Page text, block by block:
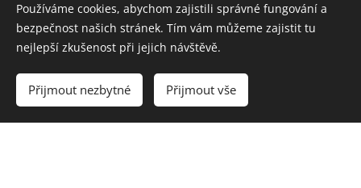
Používáme cookies, abychom zajistili správné fungování a
bezpečnost našich stránek. Tím vám můžeme zajistit tu
nejlepší zkušenost při jejich návštěvě.
Přijmout nezbytné Přijmout vše